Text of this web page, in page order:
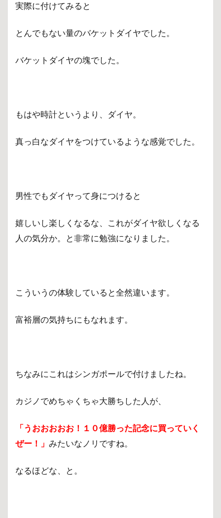
実際に付けてみると
とんでもない量のバケットダイヤでした。
バケットダイヤの塊でした。
もはや時計というより、ダイヤ。
真っ白なダイヤをつけているような感覚でした。
男性でもダイヤって身につけると
嬉しいし楽しくなるな、これがダイヤ欲しくなる
人の気分か。と非常に勉強になりました。
こういうの体験していると全然違います。
富裕層の気持ちにもなれます。
ちなみにこれはシンガポールで付けましたね。
カジノでめちゃくちゃ大勝ちした人が、
「うおおおおお！１０億勝った記念に買っていく
ぜー！」 みたいなノリですね。
なるほどな、と。